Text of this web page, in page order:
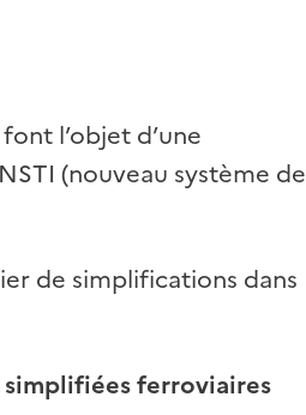
l’objet d’une
(nouveau système de
de simplifications dans
ferroviaires